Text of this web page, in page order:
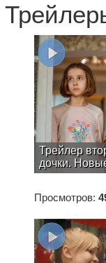
Трейлер
дочки.
Просмотров: